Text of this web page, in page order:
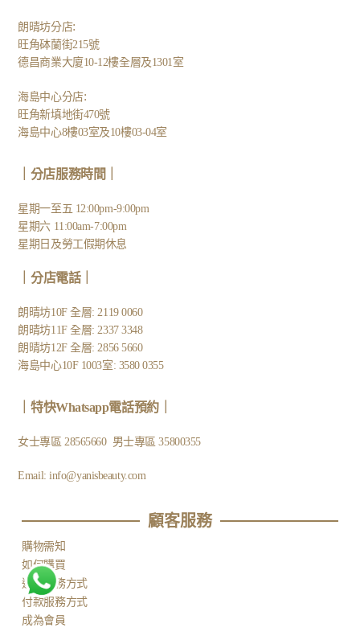
朗晴坊分店:
旺角砵蘭街215號
德昌商業大廈10-12樓全層及1301室
海島中心分店:
旺角新填地街470號
海島中心8樓03室及10樓03-04室
｜分店服務時間｜
星期一至五 12:00pm-9:00pm
星期六 11:00am-7:00pm
星期日及勞工假期休息
分店電話｜
朗晴坊10F 全層: 2119 0060
朗晴坊11F 全層: 2337 3348
朗晴坊12F 全層: 2856 5660
海島中心10F 1003室: 3580 0355
特快Whatsapp電話預約｜
女士專區28565660 男士專區35800355
Email:info@yanisbeauty.com
顧客服務​
購物需知
如何購買
運送服務方式
付款服務方式
成為會員